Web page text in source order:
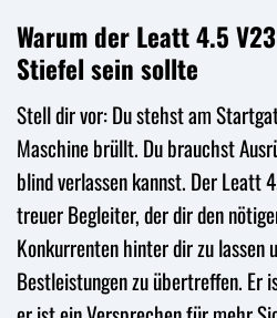
Warum der Leatt 4.5
Stiefel sein sollte
Stell dir vor: Du stehst am
Maschine brüllt. Du brauchst
blind verlassen kannst. Der Leatt
treuer Begleiter, der dir den
Konkurrenten hinter dir zu lassen
Bestleistungen zu übertreffen. Er